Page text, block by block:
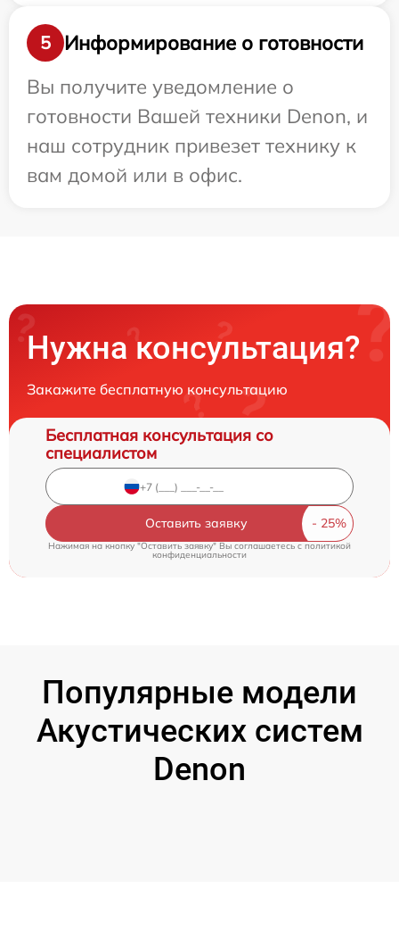
5
Информирование о готовности
Вы получите уведомление о
готовности Вашей техники Denon, и
наш сотрудник привезет технику к
вам домой или в офис.
Нужна консультация?
Закажите бесплатную консультацию
Бесплатная консультация со
специалистом
Оставить заявку
Нажимая на кнопку "Оставить заявку" Вы соглашаетесь c политикой
конфиденциальности
Популярные модели
Акустических систем
Denon